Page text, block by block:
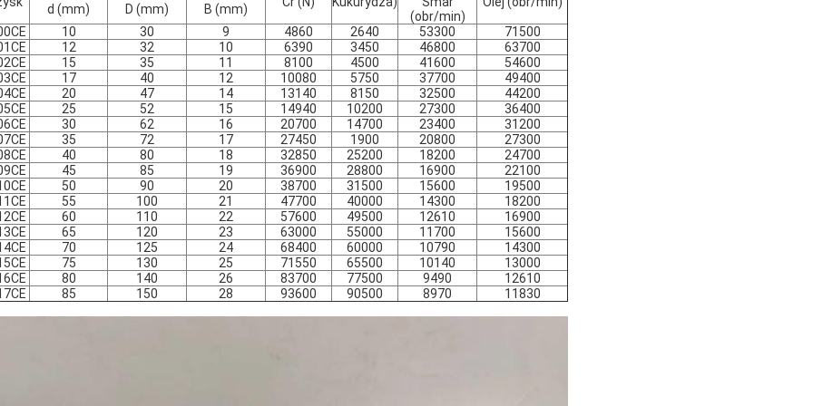
d (mm)
D (mm)
B (mm)
(obr/min)
10 30 9 4860 2640 53300
71500
12 32 10 6390 3450 46800
63700
15 35 11 8100 4500 41600
54600
17 40 12 10080 5750 37700
49400
20 47 14 13140 8150 32500
44200
25 52 15 14940 10200 27300
36400
30 62 16 20700 14700 23400
31200
35 72 17 27450 1900 20800
27300
40 80 18 32850 25200 18200
24700
45 85 19 36900 28800 16900
22100
50 90 20 38700 31500 15600
19500
55 100 21 47700 40000 14300
18200
60 110 22 57600 49500 12610
16900
65 120 23 63000 55000 11700
15600
70 125 24 68400 60000 10790
14300
75 130 25 71550 65500 10140
13000
80 140 26 83700 77500 9490
12610
85 150 28 93600 90500 8970 11830